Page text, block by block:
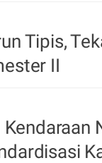
Tipis,
II